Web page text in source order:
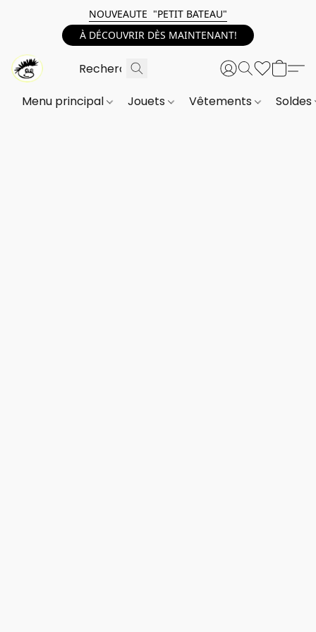
NOUVEAUTE "PETIT BATEAU"
À DÉCOUVRIR DÈS MAINTENANT!
Menu principal Jouets Vêtements Soldes